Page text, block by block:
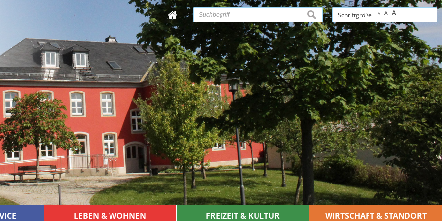
Schriftgröße A A A
suchen
LEBEN & WOHNEN FREIZEIT & KULTUR WIRTSCHAFT & STANDORT